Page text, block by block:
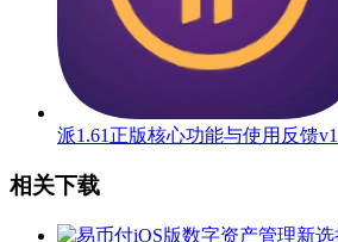
派1.61正版核心功能与使用反馈
相关下载